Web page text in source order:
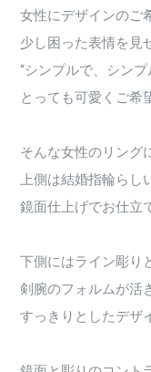
女性にデザインのご
少し困った表情を見
“シンプルで、シン
とっても可愛くご希
そんな女性のリング
上側は結婚指輪らし
鏡面仕上げでお仕立
下側にはライン彫り
剣腕のフォルムが活
すっきりとしたデザ